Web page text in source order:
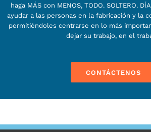
haga MÁS con MENOS, TODO. SOLTERO.
ayudar a las personas en la fabricación y la
permitiéndoles centrarse en lo más
dejar su trabajo, en el
CONTÁCTENOS